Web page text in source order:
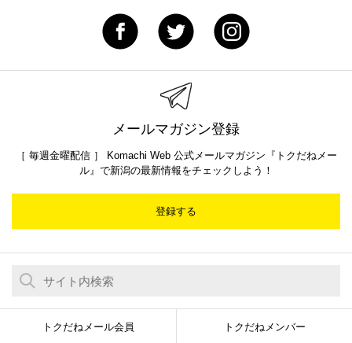
メールマガジン登録
［ 毎週金曜配信 ］ Komachi Web 公式メールマガジン『トクだねメー
ル』で新潟の最新情報をチェックしよう！
登録する
トクだねメール会員 トクだねメンバー